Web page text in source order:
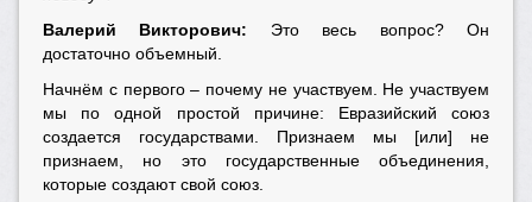
Валерий Викторович: Это весь вопрос? Он
достаточно объемный.
Начнём с первого – почему не участвуем. Не участвуем
мы по одной простой причине: Евразийский союз
создается государствами. Признаем мы [или] не
признаем, но это государственные объединения,
которые создают свой союз.